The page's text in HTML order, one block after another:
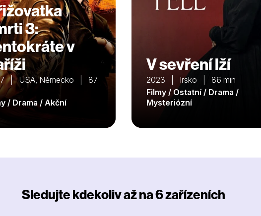
3:
v
| USA, Německo | 87
/ Drama / Akční
V sevření lží
2023 | Irsko | 86 min
Filmy / Ostatní / Drama /
Mysteriózní
Sledujte kdekoliv až na 6 zařízeních